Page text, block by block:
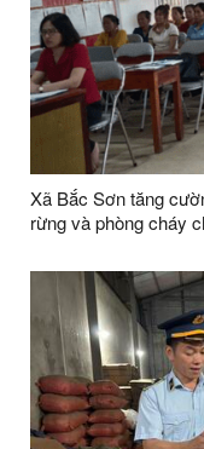
Xã Bắc Sơn tăng
rừng và phòng cháy